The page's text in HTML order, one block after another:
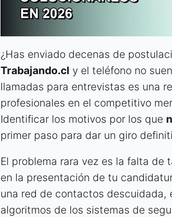
¿Has enviado decenas de
Trabajando.cl y el teléfono no
llamadas para entrevistas es una
profesionales en el competitivo
Identificar los motivos por los que
primer paso para dar un giro
El problema rara vez es la falta de
en la presentación de tu
una red de contactos descuidada,
algoritmos de los sistemas de